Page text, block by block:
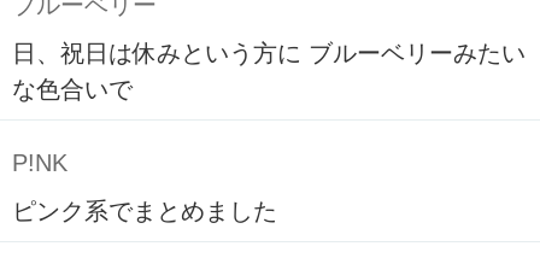
日、祝日は休みという方に ブルーベリーみたい
な色合いで
P!NK
ピンク系でまとめました